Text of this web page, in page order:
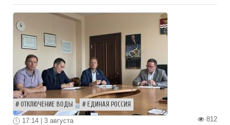
ОТКЛЮЧЕНИЕ ВОДЫ ЕДИНАЯ РОССИЯ
812
17:14 | 3 августа